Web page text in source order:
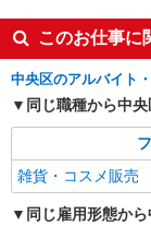
キー
派遣社員
株式会社シーエーセ
このお仕事に
中央区のアルバイト
同じ職種から中
雑貨・コスメ販売
同じ雇用形態か